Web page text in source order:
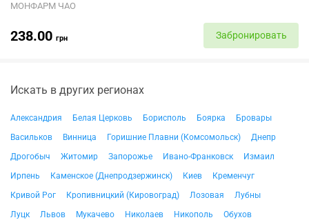
МОНФАРМ ЧАО
238.00 грн Забронировать
Искать в других регионах
Александрия Белая Церковь Борисполь Боярка
Бровары
Васильков
Винница Горишние Плавни (Комсомольск)
Днепр
Дрогобыч
Житомир Запорожье Ивано-Франковск
Измаил
Ирпень
Каменское (Днепродзержинск) Киев
Кременчуг
Кривой Рог
Кропивницкий (Кировоград) Лозовая
Лубны
Луцк
Львов Мукачево Николаев Никополь
Обухов